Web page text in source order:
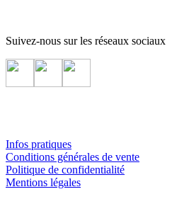
Suivez-nous sur les réseaux sociaux
Infos pratiques
Conditions générales de vente
Politique de confidentialité
Mentions légales